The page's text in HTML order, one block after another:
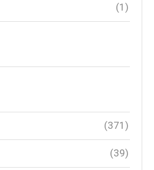
(1)
(371)
(39)